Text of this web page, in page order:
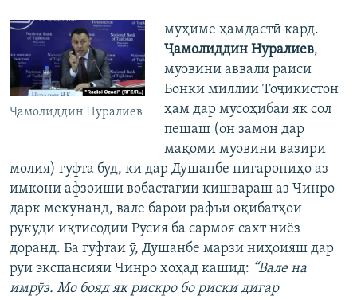
Ҷамолиддин Нуралиев
муҳиме ҳамдастӣ кард.
Ҷамолиддин Нуралиев,
муовини аввали раиси
Бонки миллии Тоҷикистон
ҳам дар мусоҳибаи як сол
пешаш (он замон дар
мақоми муовини вазири
молия) гуфта буд, ки дар Душанбе нигарониҳо аз
имкони афзоиши вобастагии кишвараш аз Чинро
дарк мекунанд, вале барои рафъи оқибатҳои
рукуди иқтисодии Русия ба сармоя сахт ниёз
доранд. Ба гуфтаи ӯ, Душанбе марзи ниҳоияш дар
рӯи экспансияи Чинро хоҳад кашид: “Вале на
имрӯз. Мо бояд як рискро бо риски дигар